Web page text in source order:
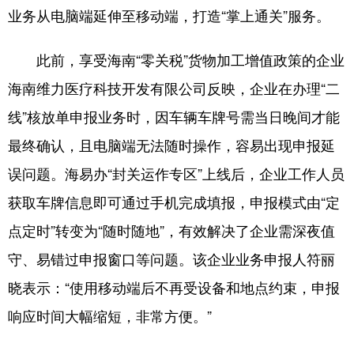
业务从电脑端延伸至移动端，打造“掌上通关”服务。
此前，享受海南“零关税”货物加工增值政策的企业
海南维力医疗科技开发有限公司反映，企业在办理“二
线”核放单申报业务时，因车辆车牌号需当日晚间才能
最终确认，且电脑端无法随时操作，容易出现申报延
误问题。海易办“封关运作专区”上线后，企业工作人员
获取车牌信息即可通过手机完成填报，申报模式由“定
点定时”转变为“随时随地”，有效解决了企业需深夜值
守、易错过申报窗口等问题。该企业业务申报人符丽
晓表示：“使用移动端后不再受设备和地点约束，申报
响应时间大幅缩短，非常方便。”